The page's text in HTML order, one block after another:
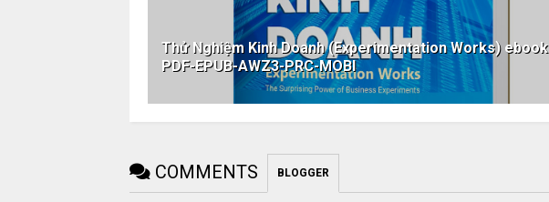
Thử Nghiệm Kinh Doanh (Experimentation Works) ebook
PDF-EPUB-AWZ3-PRC-MOBI
COMMENTS BLOGGER